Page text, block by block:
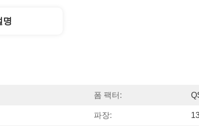
명
폼 팩터:
파장: